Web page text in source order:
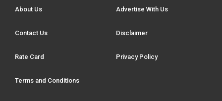
About Us Advertise With Us
Contact Us Disclaimer
Rate Card Privacy Policy
Terms and Conditions